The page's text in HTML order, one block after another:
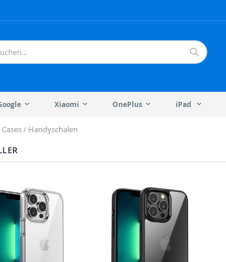
Xiaomi OnePlus iPad
Cases / Handyschalen